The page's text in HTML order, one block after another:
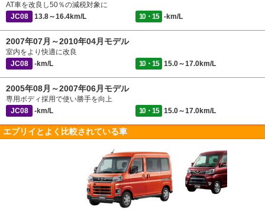
AT車を改良し50％の減税対象に
JC08
13.8～16.4km/L 10・15 -km/L
2007年07月～2010年04月モデル
室内をより快適に改良
JC08
-km/L 10・15 15.0～17.0km/L
2005年08月～2007年06月モデル
専用ボディ採用で使い勝手を向上
JC08
-km/L 10・15 15.0～17.0km/L
エブリイとよく比較されている車